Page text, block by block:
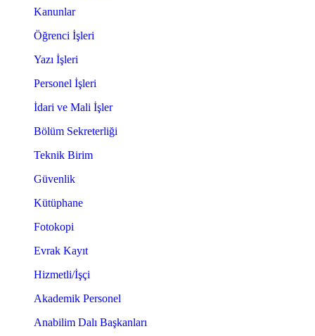
Kanunlar
Öğrenci İşleri
Yazı İşleri
Personel İşleri
İdari ve Mali İşler
Bölüm Sekreterliği
Teknik Birim
Güvenlik
Kütüphane
Fotokopi
Evrak Kayıt
Hizmetli/İşçi
Akademik Personel
Anabilim Dalı Başkanları